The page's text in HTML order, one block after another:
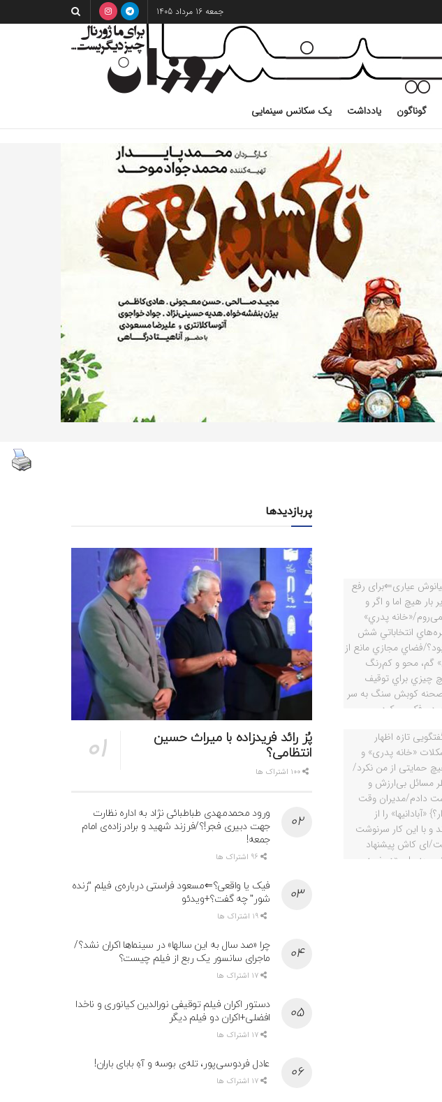
جمعه 16 مرداد 1405
گوناگون یادداشت یک سکانس سینمایی
پربازدیدها
پُز رائد فریدزاده با میراث حسین
انتظامی؟
ورود محمدمهدی طباطبائی نژاد به اداره نظارت
جهت دبیری فجر!؟/فرزند شهید و برادرزاده‌ی امام
جمعه!
فیک یا واقعی؟⇐مسعود فراستی درباره‌ی فیلم “زنده
شور” چه گفت؟+ویدئو
چرا «صد سال به این سالها» در سینماها اکران نشد؟/
ماجرای سانسور یک ربع از فیلم چیست؟
دستور اکران فیلم توقیفی نورالدین کیانوری و ناخدا
افضلی+اکران دو فیلم دیگر
عادل فردوسی‌پور، تله‌ی بوسه و آهِ بابای باران!